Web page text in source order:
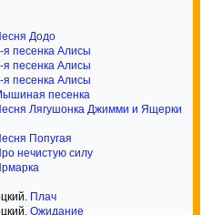
Додо
я песенка Алисы
я песенка Алисы
я песенка Алисы
песенка
Лягушонка Джимми и Ящерки
Попугая
нечистую силу
Плач
Ожидание